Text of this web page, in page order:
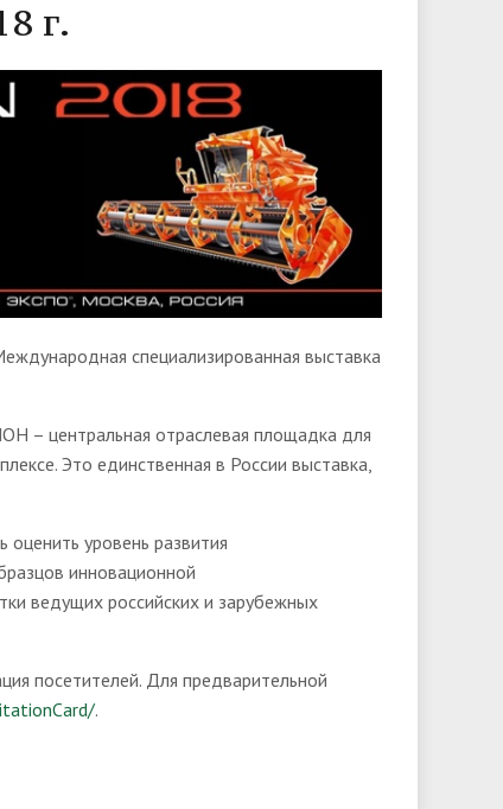
г.
специализированная выставка
– центральная отраслевая площадка для
Это единственная в России выставка,
уровень развития
инновационной
ведущих российских и зарубежных
посетителей. Для предварительной
.